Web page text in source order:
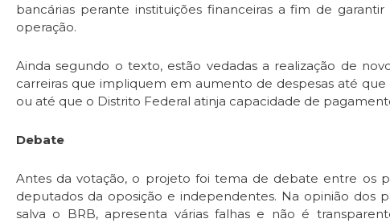
bancárias perante instituições financeiras a fim de
operação.
Ainda segundo o texto, estão vedadas a realização de
carreiras que impliquem em aumento de despesas até
ou até que o Distrito Federal atinja capacidade de
Debate
Antes da votação, o projeto foi tema de debate entre os
deputados da oposição e independentes. Na opinião dos
salva o BRB, apresenta várias falhas e não é